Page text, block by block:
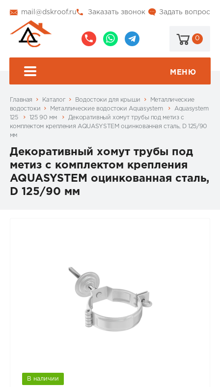
mail@dskroof.ru Задать вопрос
Заказать звонок
0
МЕНЮ
Главная Каталог Водостоки для крыши
Металлические
водостоки
Металлические водостоки Aquasystem
Aquasystem
125
125 90 мм
Декоративный хомут трубы под метиз с
комплектом крепления AQUASYSTEM оцинкованная сталь, D 125/90
мм
Декоративный хомут трубы под
метиз с комплектом крепления
AQUASYSTEM оцинкованная сталь,
D 125/90 мм
В наличии